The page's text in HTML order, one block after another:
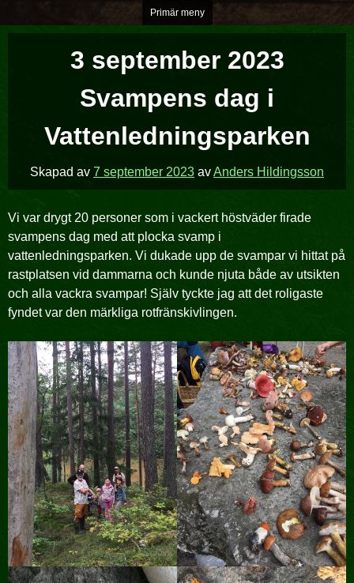
över
Primär meny
3 september 2023
Svampens dag i
Vattenledningsparken
Skapad av 7 september 2023 avAnders Hildingsson
Vi var drygt 20 personer som i vackert höstväder firade
svampens dag med att plocka svamp i
vattenledningsparken. Vi dukade upp de svampar vi hittat på
rastplatsen vid dammarna och kunde njuta både av utsikten
och alla vackra svampar! Själv tyckte jag att det roligaste
fyndet var den märkliga rotfränskivlingen.